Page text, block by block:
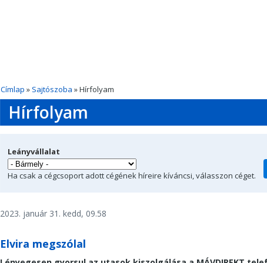
Címlap » Sajtószoba » Hírfolyam
Hírfolyam
Leányvállalat
Ha csak a cégcsoport adott cégének híreire kíváncsi, válasszon céget.
2023. január 31. kedd, 09.58
Elvira megszólal